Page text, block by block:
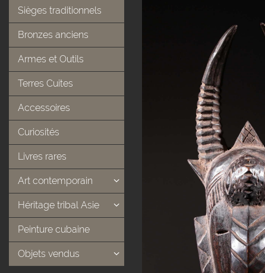
Sièges traditionnels
Bronzes anciens
Armes et Outils
Terres Cuites
Accessoires
Curiosités
Livres rares
Art contemporain
Héritage tribal Asie
Peinture cubaine
Objets vendus